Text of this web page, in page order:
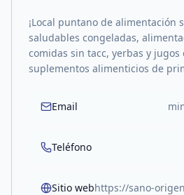
¡Local puntano de alimentación
saludables congeladas,
comidas sin tacc, yerbas y jugos
suplementos alimenticios de
Email
Teléfono
Sitio web